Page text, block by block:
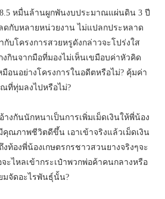
หมื่นล้านผูกพันงบประมาณแผ่นดิน 3 ปี
ดกับหลายหน่วยงาน ไม่แปลกประหลาด
บโครงการสวยหรูดังกล่าวจะโปร่งใส
งกินจากมือที่มองไม่เห็นเขมือบค่าหัวคิด
อนอย่างโครงการในอดีตหรือไม่? คุ้มค่า
ที่ทุ่มลงไปหรือไม่?
งกันนักหนาเป็นการเพิ่มเม็ดเงินให้พี่น้อง
คุณภาพชีวิตดีขึ้น เอาเข้าจริงแล้วเม็ดเงิน
ท้องพี่น้องเกษตรกรชาวสวนยางจริงๆจะ
ะไหลเข้ากระเป๋าพวกพ่อค้าคนกลางหรือ
มจัดอะไรพันธุ์นั้น?